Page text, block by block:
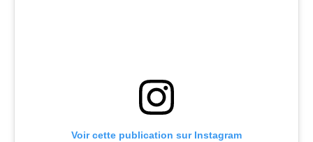
Voir cette publication sur Instagram